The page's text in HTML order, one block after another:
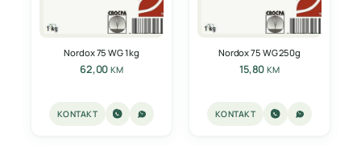
Nordox 75 WG 1kg
62,00KM
KONTAKT
Nordox 75 WG 250g
15,80KM
KONTAKT